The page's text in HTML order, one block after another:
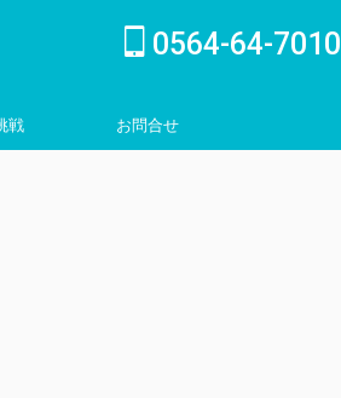
0564-64-7010
戦 お問合せ